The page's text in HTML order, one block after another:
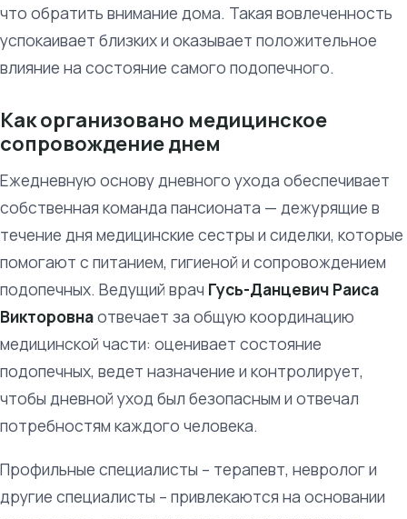
что обратить внимание дома. Такая вовлеченность
успокаивает близких и оказывает положительное
влияние на состояние самого подопечного.
Как организовано медицинское
сопровождение днем
Ежедневную основу дневного ухода обеспечивает
собственная команда пансионата — дежурящие в
течение дня медицинские сестры и сиделки, которые
помогают с питанием, гигиеной и сопровождением
подопечных. Ведущий врач Гусь-Данцевич Раиса
Викторовнаотвечает за общую координацию
медицинской части: оценивает состояние
подопечных, ведет назначение и контролирует,
чтобы дневной уход был безопасным и отвечал
потребностям каждого человека.
Профильные специалисты – терапевт, невролог и
другие специалисты – привлекаются на основании